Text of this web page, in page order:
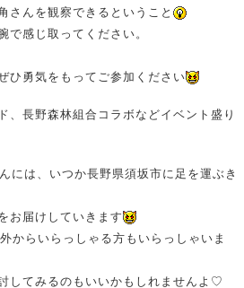
さんを観察できるということ
感じ取ってください。
ひ勇気をもってご参加ください
長野森林組合コラボなどイベント盛り
には、いつか長野県須坂市に足を運ぶき
お届けしていきます
からいらっしゃる方もいらっしゃいま
してみるのもいいかもしれませんよ♡